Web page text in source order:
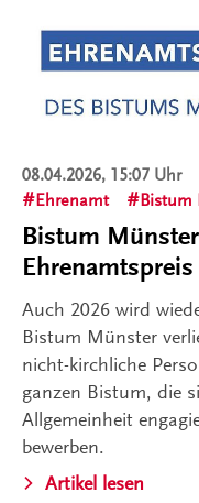
08.04.2026, 15:07 Uhr
Ehrenamt
Bistum
Bistum
Ehrenamtspreis
Auch 2026 wird
Bistum Münster
nicht-kirchliche
ganzen Bistum, die
Allgemeinheit
bewerben.
Artikel lesen